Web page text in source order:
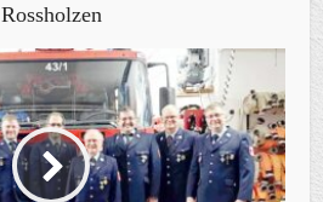
Rossholzen